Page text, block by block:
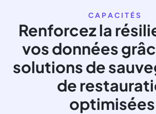
CAPACITÉS
Renforcez la
vos données
solutions de
de